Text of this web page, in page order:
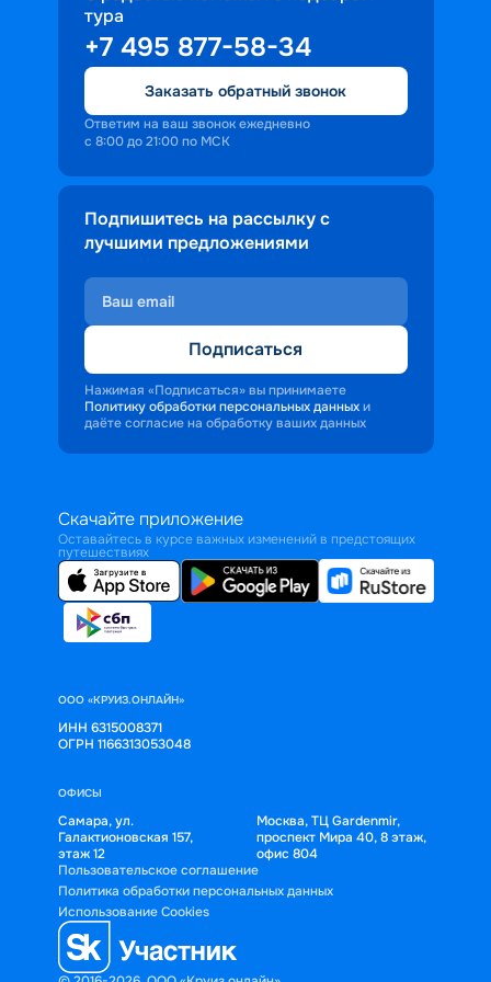
милых сердцу сувениров;
• возможностью насладиться
местными кулинарными шедеврами.
Каждый круиз на теплоходе из
Ярославля позволяет попробовать
блюда народностей, которые
природы. Протяженность реки около
3,5 тыс. км. Это позволяет во время
речного круиза посетить несколько
климатических зон, наблюдать, как
лесистая местность сменяется
полустепью, а дальше переходит в
степи. Если повезет, можно увидеть и
цветение лотосов в дельте реки.
атмосферой покоя вокруг
тура
+7 495 877-58-34
Заказать обратный звонок
Ответим на ваш звонок ежедневно
с 8:00 до 21:00 по МСК
Подпишитесь на рассылку с
лучшими предложениями
Подписаться
Нажимая «Подписаться» вы принимаете
Политику обработки персональных данных и
даёте согласие на обработку ваших данных
Скачайте приложение
Оставайтесь в курсе важных изменений в предстоящих
путешествиях
ООО «КРУИЗ.ОНЛАЙН»
ИНН 6315008371
ОГРН 1166313053048
ОФИСЫ
Самара, ул.
Галактионовская 157,
этаж 12
Москва, ТЦ Gardenmir,
проспект Мира 40, 8 этаж,
офис 804
Пользовательское соглашение
Политика обработки персональных данных
Использование Cookies